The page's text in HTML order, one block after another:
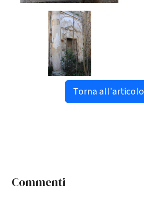
Torna all'articolo
Commenti